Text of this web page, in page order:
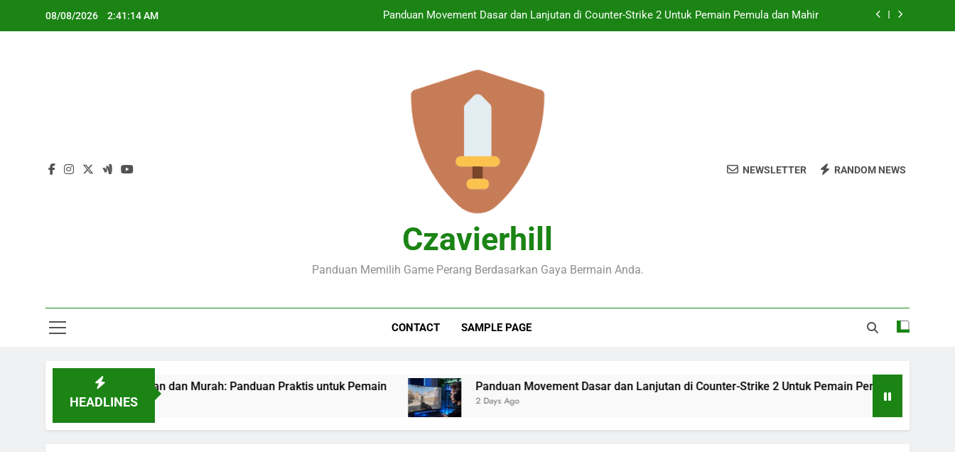
08/08/2026 2:41:16 AM Panduan Movement Dasar dan Lanjutan di Counter-Strike 2 Untuk Pemain Pemula dan Mahir
Mengenal Sistem Sub-Tick di Counter-Strike 2 dan Pengaruhnya Terhadap Akurasi Tembakan
Cara Mendapatkan Skin Counter-Strike 2 dengan Aman dan Murah: Panduan Praktis untuk Pemain
Panduan Movement Dasar dan Lanjutan di Counter-Strike 2 Untuk Pemain Pemula dan Mahir
Cara Membaca Radar dan Peta untuk Memantau Musuh di Counter-Strike 2 dengan Efektif
Mengenal Sistem Sub-Tick di Counter-Strike 2 dan Pengaruhnya Terhadap Akurasi Tembakan
Czavierhill
Panduan Memilih Game Perang Berdasarkan Gaya Bermain Anda.
NEWSLETTER RANDOM NEWS
CONTACT SAMPLE PAGE
HEADLINES
Aman dan Murah: Panduan Praktis untuk Pemain Panduan Movement Dasar dan Lanjutan di Counter-Strike 2 Untuk Pemain Pemula dan Mahir
2 Days Ago